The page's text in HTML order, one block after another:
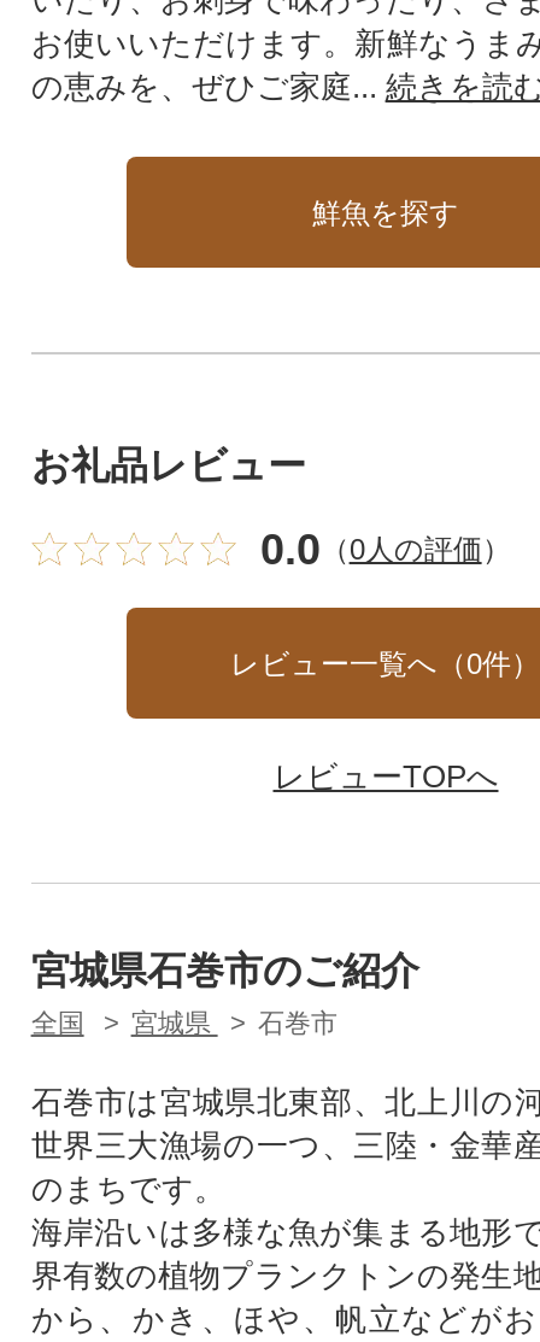
お使いいただけます。新鮮なうま
の恵みを、ぜひご家庭... 続きを読
鮮魚を探す
お礼品レビュー
0.0 （0人の評価）
レビュー一覧へ（0件）
レビューTOPへ
宮城県石巻市のご紹介
全国 宮城県 石巻市
石巻市は宮城県北東部、北上川の
世界三大漁場の一つ、三陸・金華
のまちです。
海岸沿いは多様な魚が集まる地形
界有数の植物プランクトンの発生
から、かき、ほや、帆立などが